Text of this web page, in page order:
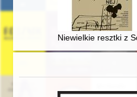
Niewielkie resztki z